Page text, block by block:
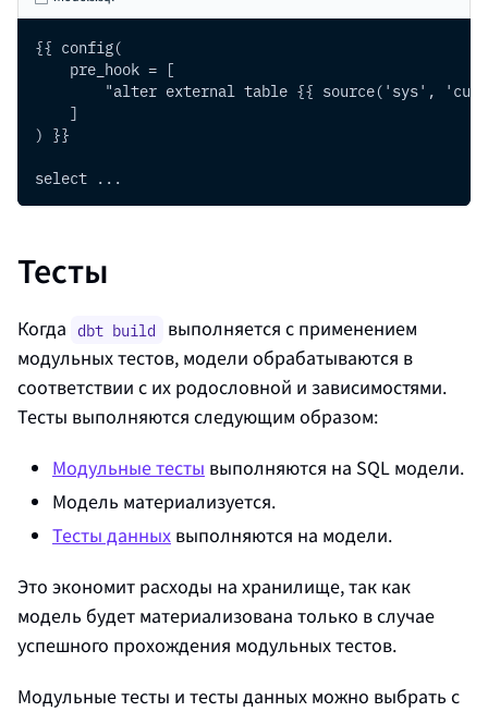
{{ config(
    pre_hook = [
"alter external table {{ source('sys',
    ]
) }}
select ...
Тесты
Когда dbt build
выполняется с применением
модульных тестов, модели обрабатываются в
соответствии с их родословной и зависимостями.
Тесты выполняются следующим образом:
Модульные тесты выполняются на SQL модели.
Модель материализуется.
Тесты данных выполняются на модели.
Это экономит расходы на хранилище, так как
модель будет материализована только в случае
успешного прохождения модульных тестов.
Модульные тесты и тесты данных можно выбрать с